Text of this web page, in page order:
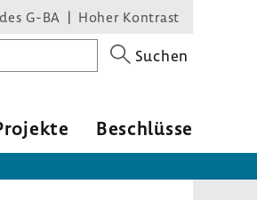
G-BA Hoher Kontrast
Suchen
Beschlüsse